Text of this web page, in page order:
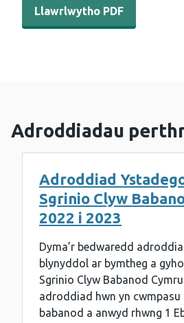
Llawrlwytho PDF
Adroddiadau
Adroddiad
Sgrinio Clyw
2022 i 2023
Dyma’r bedwaredd
blynyddol ar bymtheg a
Sgrinio Clyw Babanod Cymru
adroddiad hwn yn
babanod a anwyd rhwng 1